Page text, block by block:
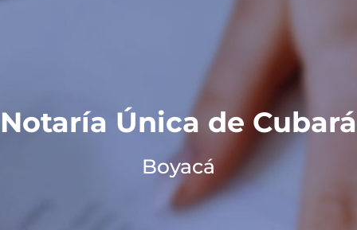
Notaría Única de Cubará
Boyacá